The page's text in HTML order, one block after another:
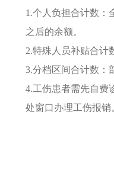
1.个人负担合计数：
之后的余额。
2.特殊人员补贴合计
3.分档区间合计数：
4.工伤患者需先自费
处窗口办理工伤报销